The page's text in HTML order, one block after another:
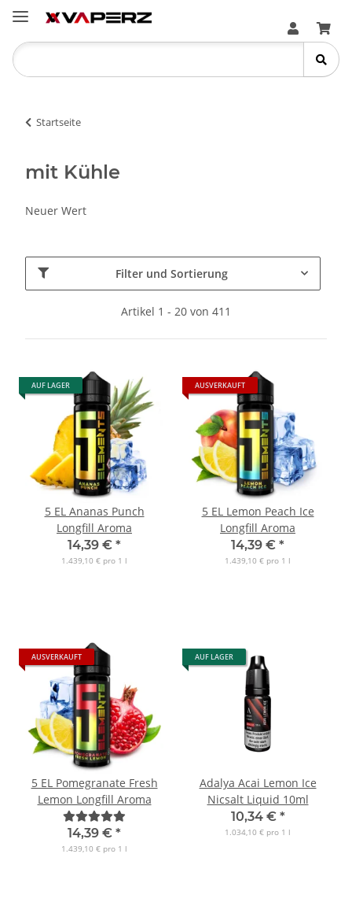
Startseite
mit Kühle
Neuer Wert
Filter und Sortierung
Artikel 1 - 20 von 411
AUF LAGER
5 EL Ananas Punch
Longfill Aroma
14,39 € *
1.439,10 € pro 1 l
AUSVERKAUFT
5 EL Lemon Peach Ice
Longfill Aroma
14,39 € *
1.439,10 € pro 1 l
AUSVERKAUFT
5 EL Pomegranate Fresh
Lemon Longfill Aroma
14,39 € *
1.439,10 € pro 1 l
AUF LAGER
Adalya Acai Lemon Ice
Nicsalt Liquid 10ml
10,34 € *
1.034,10 € pro 1 l